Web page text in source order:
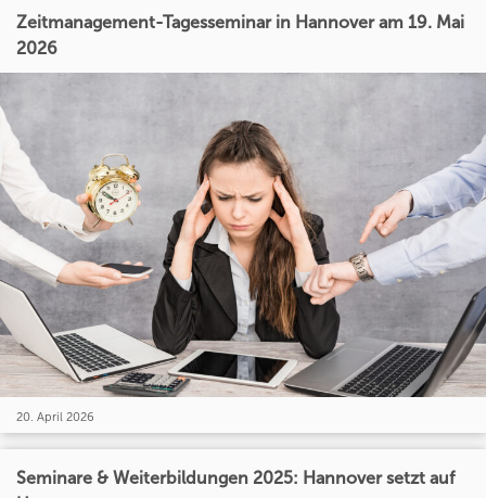
Zeitmanagement-Tagesseminar in Hannover am 19. Mai
2026
20. April 2026
Seminare & Weiterbildungen 2025: Hannover setzt auf